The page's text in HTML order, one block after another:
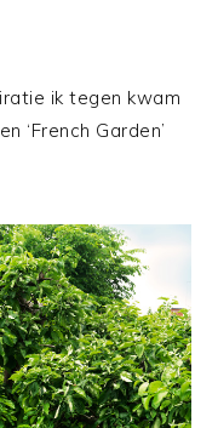
ik tegen kwam
‘French Garden’